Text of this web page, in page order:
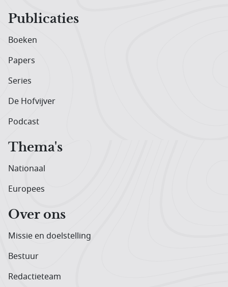
Publicaties
Boeken
Papers
Series
De Hofvijver
Podcast
Thema's
Nationaal
Europees
Over ons
Missie en doelstelling
Bestuur
Redactieteam